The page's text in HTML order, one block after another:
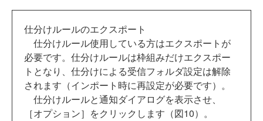
仕分けルールのエクスポート
仕分けルール使用している方はエクスポートが
必要です。仕分けルールは枠組みだけエクスポー
トとなり、仕分けによる受信フォルダ設定は解除
されます（インポート時に再設定が必要です）。
仕分けルールと通知ダイアログを表示させ、
［オプション］をクリックします（図10）。